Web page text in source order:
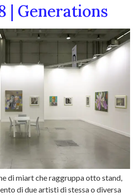
| Generations
di miart che raggruppa otto stand,
di due artisti di stessa o diversa